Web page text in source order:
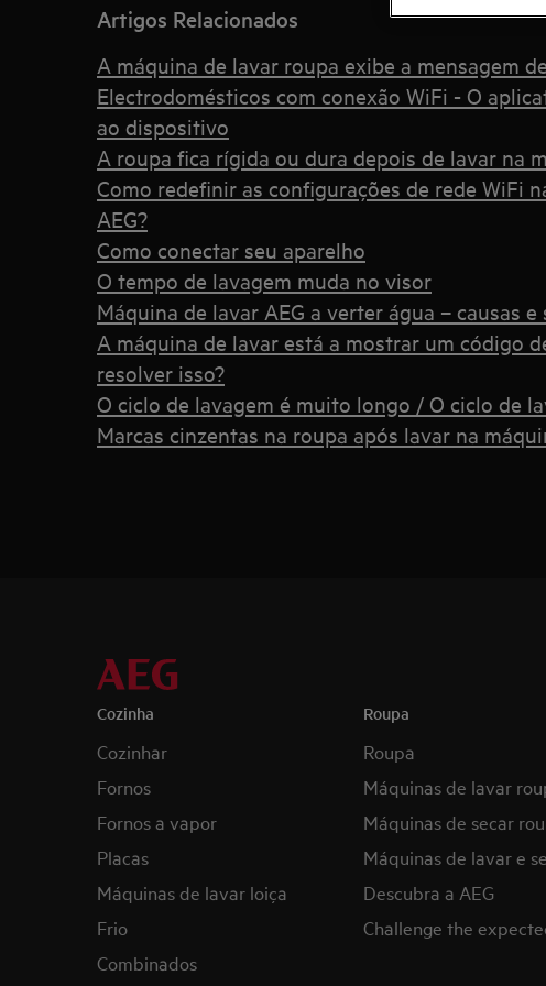
Artigos Relacionados
A máquina de lavar roupa exibe a mensagem
Electrodomésticos com conexão WiFi - O
ao dispositivo
A roupa fica rígida ou dura depois de lavar na
Como redefinir as configurações de rede WiFi
AEG?
Como conectar seu aparelho
O tempo de lavagem muda no visor
Máquina de lavar AEG a verter água – causas e
A máquina de lavar está a mostrar um código
resolver isso?
O ciclo de lavagem é muito longo / O ciclo de
Marcas cinzentas na roupa após lavar na
Cozinha
Cozinhar
Fornos
Fornos a vapor
Placas
Máquinas de lavar loiça
Frio
Combinados
Roupa
Roupa
Máquinas de lavar
Máquinas de secar
Máquinas de lavar e
Descubra a AEG
Challenge the